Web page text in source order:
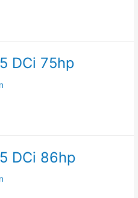
DCi 75hp
DCi 86hp